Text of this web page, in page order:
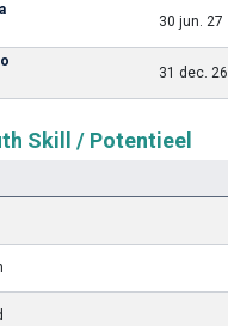
30 jun. 27
31 dec. 26
Skill / Potentieel